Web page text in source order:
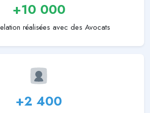
+10 000
réalisées avec des Avocats
+2 400